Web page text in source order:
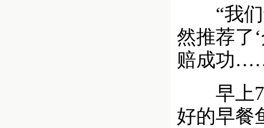
“我们
然推荐了
赔成功
早上7
好的早餐